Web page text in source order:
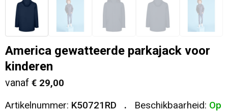
Veiligheid, Auto en Fiets
Sleutelhangers en Lanyards
Huis, Tuin en Keuken
T-Shirts
Sweaters
Blazers
Reistassen
Collegetassen
Rugzakken
America gewatteerde parkajack voor
kinderen
vanaf € 29,00
Artikelnummer: K50721RD Beschikbaarheid: Op